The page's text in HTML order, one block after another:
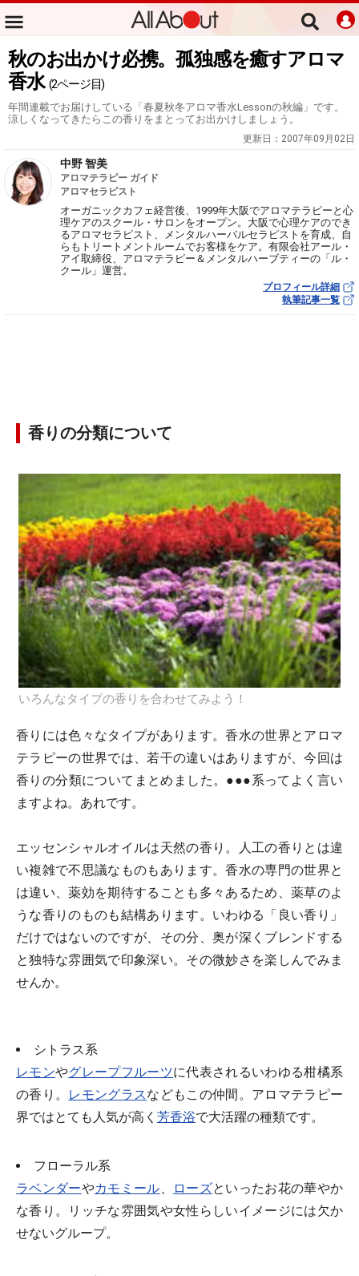
秋のお出かけ必携。孤独感を癒すアロマ
香水 (2ページ目)
年間連載でお届けしている「春夏秋冬アロマ香水Lessonの秋編」です。
涼しくなってきたらこの香りをまとってお出かけしましょう。
更新日： 2007年09月02日
中野 智美
アロマテラピー ガイド
アロマセラピスト
オーガニックカフェ経営後、1999年大阪でアロマテラピーと心
理ケアのスクール・サロンをオープン。大阪で心理ケアのでき
るアロマセラピスト、メンタルハーバルセラピストを育成、自
らもトリートメントルームでお客様をケア。有限会社アール・
アイ取締役、アロマテラピー＆メンタルハーブティーの「ル・
クール」運営。
プロフィール詳細
執筆記事一覧
香りの分類について
いろんなタイプの香りを合わせてみよう！
香りには色々なタイプがあります。香水の世界とアロマ
テラピーの世界では、若干の違いはありますが、今回は
香りの分類についてまとめました。●●●系ってよく言い
ますよね。あれです。
エッセンシャルオイルは天然の香り。人工の香りとは違
い複雑で不思議なものもあります。香水の専門の世界と
は違い、薬効を期待することも多々あるため、薬草のよ
うな香りのものも結構あります。いわゆる「良い香り」
だけではないのですが、その分、奥が深くブレンドする
と独特な雰囲気で印象深い。その微妙さを楽しんでみま
せんか。
シトラス系
レモンやグレープフルーツに代表されるいわゆる柑橘系
の香り。 レモングラスなどもこの仲間。アロマテラピー
界ではとても人気が高く 芳香浴で大活躍の種類です。
フローラル系
ラベンダーやカモミール、 ローズといったお花の華やか
な香り。リッチな雰囲気や女性らしいイメージには欠か
せないグループ。